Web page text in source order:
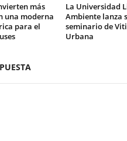
más
una moderna
para el
La Universidad
Ambiente lanza
seminario de
Urbana